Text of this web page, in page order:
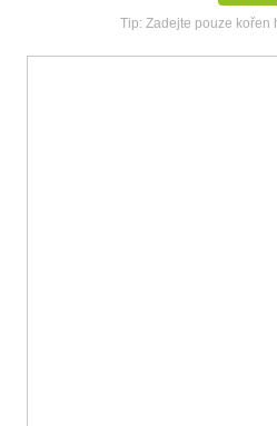
Tip: Zadejte pouze kořen